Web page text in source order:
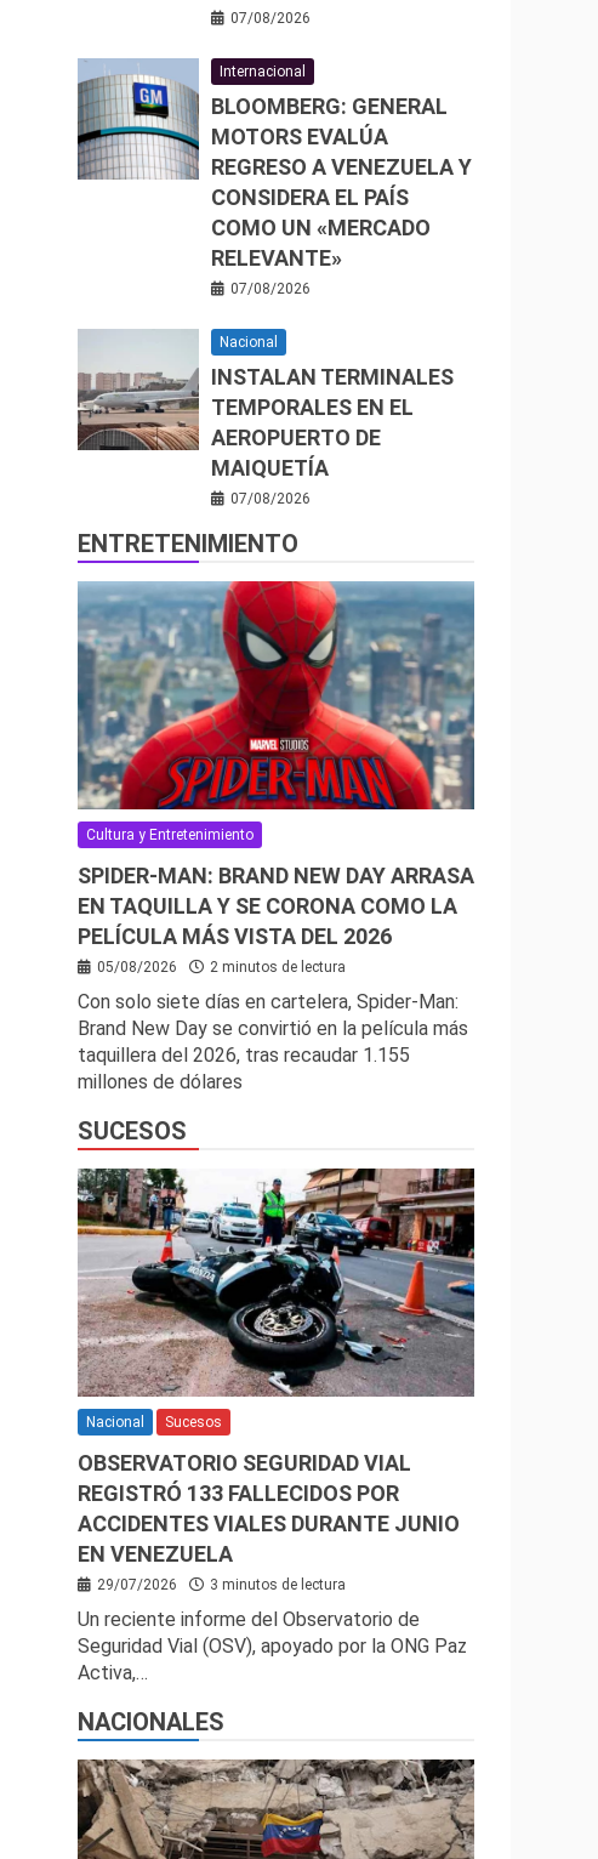
07/08/2026
Internacional
BLOOMBERG: GENERAL
MOTORS EVALÚA
REGRESO A VENEZUELA Y
CONSIDERA EL PAÍS
COMO UN «MERCADO
RELEVANTE»
07/08/2026
Nacional
INSTALAN TERMINALES
TEMPORALES EN EL
AEROPUERTO DE
MAIQUETÍA
07/08/2026
ENTRETENIMIENTO
Cultura y Entretenimiento
SPIDER-MAN: BRAND NEW DAY ARRASA
EN TAQUILLA Y SE CORONA COMO LA
PELÍCULA MÁS VISTA DEL 2026
05/08/2026 2 minutos de lectura
Con solo siete días en cartelera, Spider-Man:
Brand New Day se convirtió en la película más
taquillera del 2026, tras recaudar 1.155
millones de dólares
SUCESOS
Nacional Sucesos
OBSERVATORIO SEGURIDAD VIAL
REGISTRÓ 133 FALLECIDOS POR
ACCIDENTES VIALES DURANTE JUNIO
EN VENEZUELA
29/07/2026 3 minutos de lectura
Un reciente informe del Observatorio de
Seguridad Vial (OSV), apoyado por la ONG Paz
Activa,…
NACIONALES